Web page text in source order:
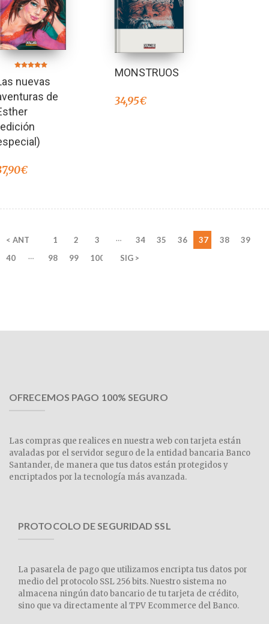
5.00
de 5
nuevas
de
€
MONSTRUOS
34,95€
< ANT 1 2 3 … 34 35 36 37 38
39
40
… 98 99 100 SIG >
OFRECEMOS PAGO 100% SEGURO
Las compras que realices en nuestra web con tarjeta están
avaladas por el servidor seguro de la entidad bancaria Banco
Santander, de manera que tus datos están protegidos y
encriptados por la tecnología más avanzada.
PROTOCOLO DE SEGURIDAD SSL
La pasarela de pago que utilizamos encripta tus datos por
medio del protocolo SSL 256 bits. Nuestro sistema no
almacena ningún dato bancario de tu tarjeta de crédito,
sino que va directamente al TPV Ecommerce del Banco.